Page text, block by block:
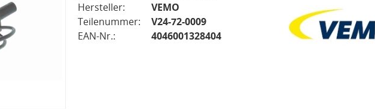
Hersteller:
VEMO
Teilenummer:
V24-72-0009
EAN-Nr.:
4046001328404